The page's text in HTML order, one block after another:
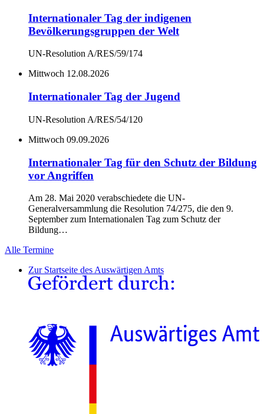
Internationaler Tag der indigenen
Bevölkerungsgruppen der Welt
UN-Resolution A/RES/59/174
Mittwoch 12.08.2026
Internationaler Tag der Jugend
UN-Resolution A/RES/54/120
Mittwoch 09.09.2026
Internationaler Tag für den Schutz der Bildung
vor Angriffen
Am 28. Mai 2020 verabschiedete die UN-
Generalversammlung die Resolution 74/275, die den 9.
September zum Internationalen Tag zum Schutz der
Bildung…
Alle Termine
Zur Startseite des Auswärtigen Amts